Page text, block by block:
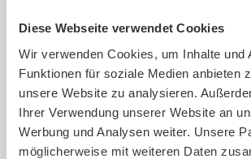
Diese Webseite verwendet Cookies
Wir verwenden Cookies, um Inhalte und
Funktionen für soziale Medien anbieten
unsere Website zu analysieren.
Ihrer Verwendung unserer Website an
Werbung und Analysen weiter. Unsere
möglicherweise mit weiteren Daten
Ausbildung von
Online und live die Ausbildung zum
Sicherheitsbeauftragten
einem Tag. Strukturierte Schulung,
und interessant.